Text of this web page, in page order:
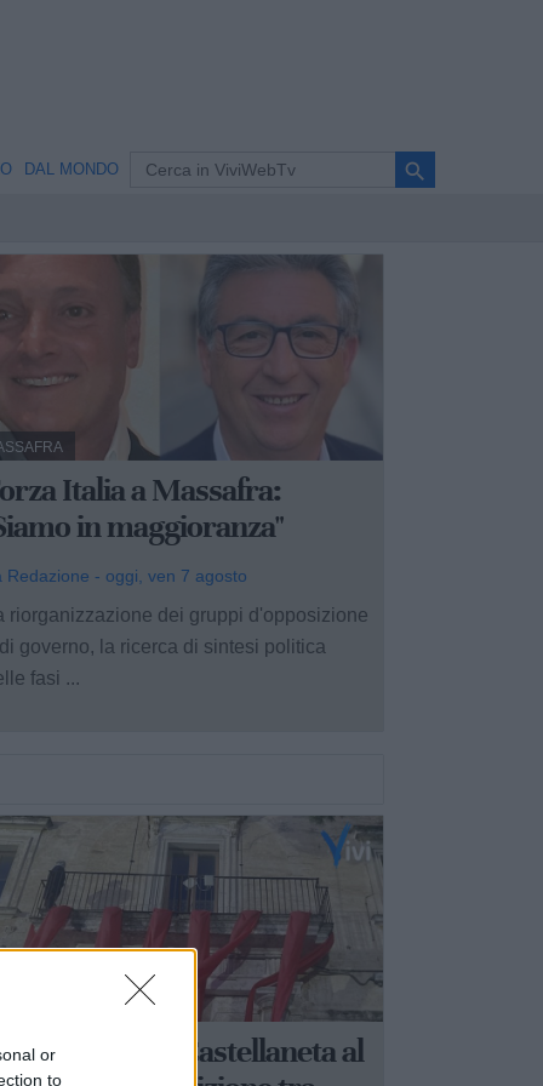
or
to
DAL MONDO search
Italia a Massafra:
in maggioranza"
Redazione - oggi, ven 7 agosto
riorganizzazione dei gruppi d'opposizione
governo, la ricerca di sintesi politica
fasi ...
a Castellaneta al